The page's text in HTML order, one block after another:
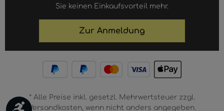
Sie keinen Einkaufsvorteil mehr.
Zur Anmeldung
* Alle Preise inkl. gesetzl. Mehrwertsteuer zzgl.
Versandkosten, wenn nicht anders angegeben.
Werkzeugleiste anzeigen